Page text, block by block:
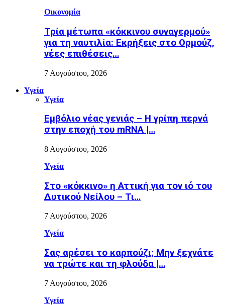
Οικονομία
Τρία μέτωπα «κόκκινου συναγερμού»
για τη ναυτιλία: Εκρήξεις στο Ορμούζ,
νέες επιθέσεις…
7 Αυγούστου, 2026
Υγεία
Υγεία
Εµβόλιο νέας γενιάς – Η γρίπη περνά
στην εποχή του mRNA |…
8 Αυγούστου, 2026
Υγεία
Στο «κόκκινο» η Αττική για τον ιό του
Δυτικού Νείλου – Τι…
7 Αυγούστου, 2026
Υγεία
Σας αρέσει το καρπούζι; Μην ξεχνάτε
να τρώτε και τη φλούδα |…
7 Αυγούστου, 2026
Υγεία